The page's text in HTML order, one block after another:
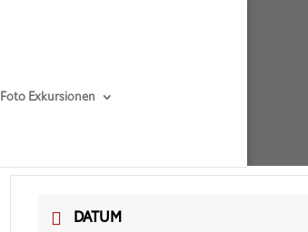
Foto Exkursionen
DATUM